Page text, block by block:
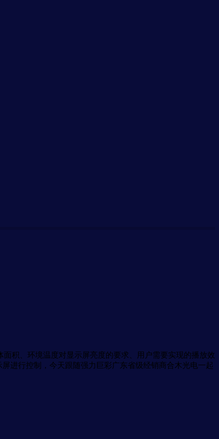
积、环境温度对显示屏亮度的要求、用户需要实现的播放效
进行控制，今天跟随强力巨彩广东省级经销商合木光电一起